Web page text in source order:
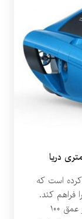
است که
در عمق ۱۰۰ متری را فراهم کند.
شاید یک وسیله نقلیه که قابلیت حرکت در عمق ۱۰۰